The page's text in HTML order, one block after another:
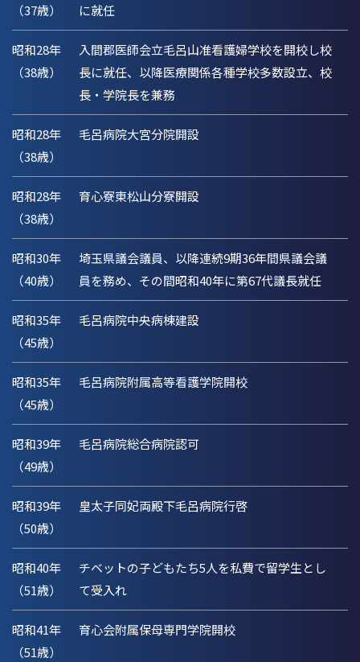
（37歳） に就任
昭和28年
（38歳）
入間郡医師会立毛呂山准看護婦学校を開校し校
長に就任、以降医療関係各種学校多数設立、校
長・学院長を兼務
昭和28年
（38歳）
毛呂病院大宮分院開設
昭和28年
（38歳）
育心寮東松山分寮開設
昭和30年
（40歳）
埼玉県議会議員、以降連続9期36年間県議会議
員を務め、その間昭和40年に第67代議長就任
昭和35年
（45歳）
毛呂病院中央病棟建設
昭和35年
（45歳）
毛呂病院附属高等看護学院開校
昭和39年
（49歳）
毛呂病院総合病院認可
昭和39年
（50歳）
皇太子同妃両殿下毛呂病院行啓
昭和40年
（51歳）
チベットの子どもたち5人を私費で留学生とし
て受入れ
昭和41年
（51歳）
育心会附属保母専門学院開校